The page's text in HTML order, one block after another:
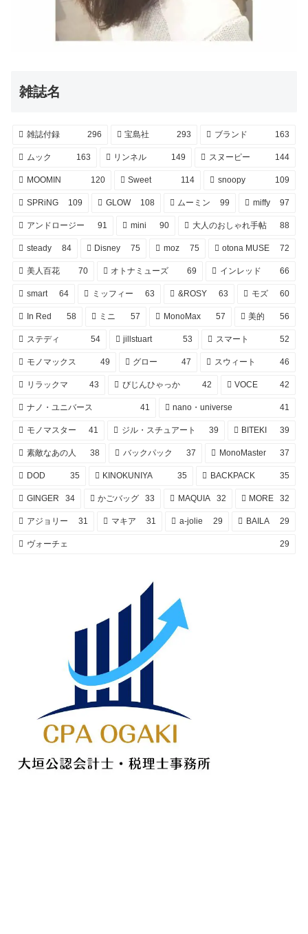
雑誌名
雑誌付録 296 宝島社 293 ブランド 163
ムック 163 リンネル 149 スヌーピー 144
MOOMIN 120 Sweet 114 snoopy 109
SPRiNG 109 GLOW 108 ムーミン 99 miffy 97
アンドロージー 91 mini 90 大人のおしゃれ手帖 88
steady 84 Disney 75 moz 75 otona MUSE 72
美人百花 70 オトナミューズ 69 インレッド 66
smart 64 ミッフィー 63 &ROSY 63 モズ 60
In Red 58 ミニ 57 MonoMax 57 美的 56
ステディ 54 jillstuart 53 スマート 52
モノマックス 49 グロー 47 スウィート 46
リラックマ 43 びじんひゃっか 42 VOCE 42
ナノ・ユニバース 41 nano・universe 41
モノマスター 41 ジル・スチュアート 39 BITEKI 39
素敵なあの人 38 バックパック 37 MonoMaster 37
DOD 35 KINOKUNIYA 35 BACKPACK 35
GINGER 34 かごバッグ 33 MAQUIA 32 MORE 32
アジョリー 31 マキア 31 a-jolie 29 BAILA 29
ヴォーチェ 29